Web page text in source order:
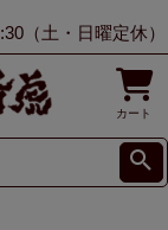
（土・日曜定休）
カート